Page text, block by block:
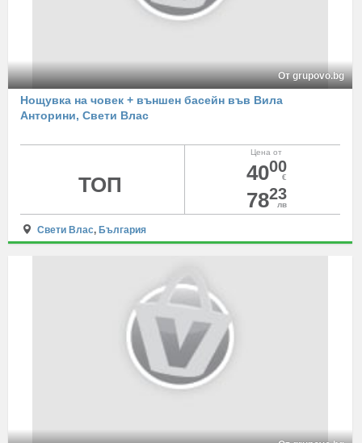
От grupovo.bg
Нощувка на човек + външен басейн във Вила
Анторини, Свети Влас
Цена от
4000
€
7823
лв
ТОП
Свети Влас, България